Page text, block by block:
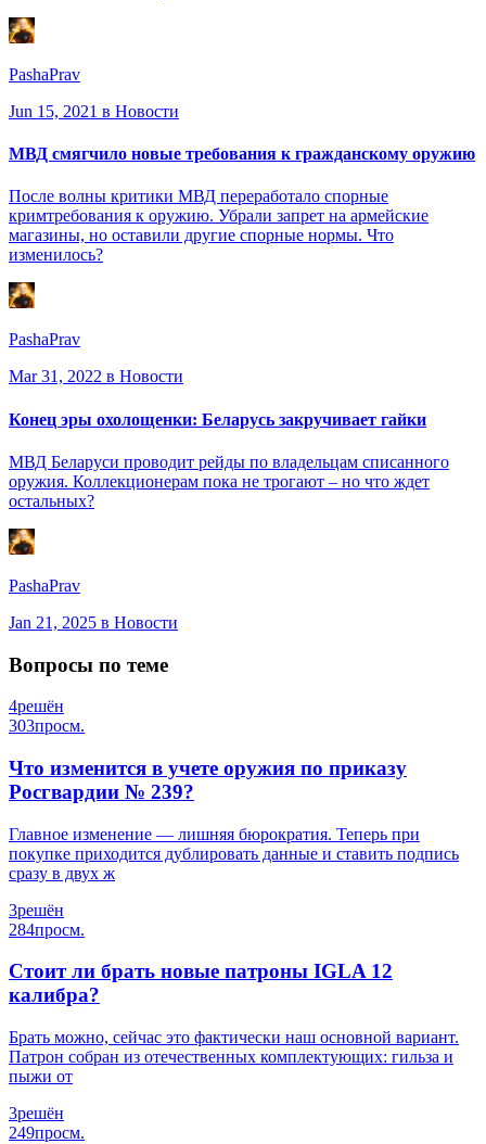
PashaPrav
Jun 15, 2021 в Новости
МВД смягчило новые требования к гражданскому оружию
После волны критики МВД переработало спорные
кримтребования к оружию. Убрали запрет на армейские
магазины, но оставили другие спорные нормы. Что
изменилось?
PashaPrav
Mar 31, 2022 в Новости
Конец эры охолощенки: Беларусь закручивает гайки
МВД Беларуси проводит рейды по владельцам списанного
оружия. Коллекционерам пока не трогают – но что ждет
остальных?
PashaPrav
Jan 21, 2025 в Новости
Вопросы по теме
4решён
303просм.
Что изменится в учете оружия по приказу
Росгвардии № 239?
Главное изменение — лишняя бюрократия. Теперь при
покупке приходится дублировать данные и ставить подпись
сразу в двух ж
3решён
284просм.
Стоит ли брать новые патроны IGLA 12
калибра?
Брать можно, сейчас это фактически наш основной вариант.
Патрон собран из отечественных комплектующих: гильза и
пыжи от
3решён
249просм.